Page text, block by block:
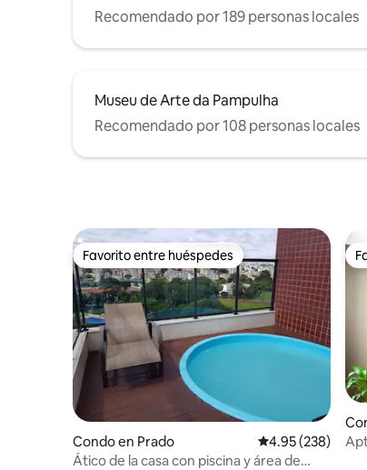
Recomendado por 189 personas locales
Museu de Arte da Pampulha
Recomendado por 108 personas locales
Favorito entre huéspedes
Favorito entre huéspedes
Condo en Prado Calificación
4.95 (238)
Ático de la casa con piscina y área de